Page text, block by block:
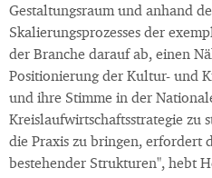
Gestaltungsraum und anhand
Skalierungsprozesses der
der Branche darauf ab, einen
Positionierung der Kultur- und
und ihre Stimme in der
Kreislaufwirtschaftsstrategie zu
die Praxis zu bringen, erfordert
bestehender Strukturen", hebt